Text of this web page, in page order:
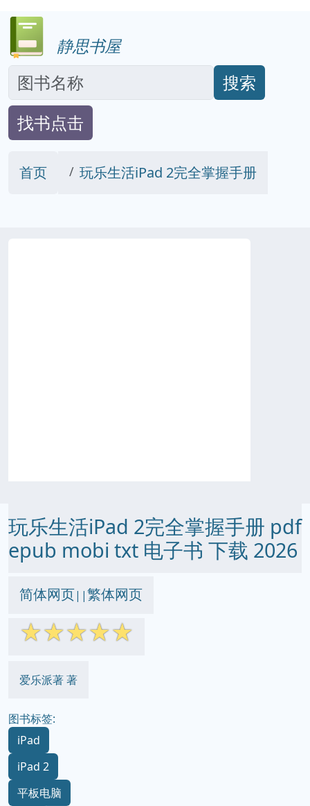
静思书屋
搜索
找书点击
首页 玩乐生活iPad 2完全掌握手册
玩乐生活iPad 2完全掌握手册 pdf
epub mobi txt 电子书 下载 2026
简体网页||繁体网页
☆☆☆☆☆
爱乐派著 著
图书标签:
iPad
iPad 2
平板电脑